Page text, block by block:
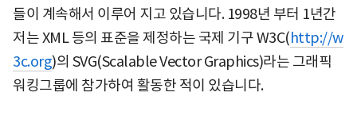
들이 계속해서 이루어 지고 있습니다. 1998년 부터 1년간
저는 XML 등의 표준을 제정하는 국제 기구 W3C(http://w
3c.org)의 SVG(Scalable Vector Graphics)라는 그래픽
워킹그룹에 참가하여 활동한 적이 있습니다.